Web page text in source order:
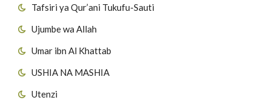
Tafsiri ya Qur’ani Tukufu-Sauti
Ujumbe wa Allah
Umar ibn Al Khattab
USHIA NA MASHIA
Utenzi